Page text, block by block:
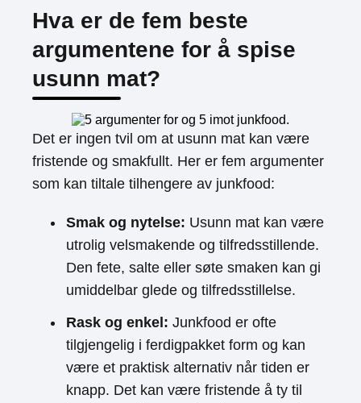
Hva er de fem beste
argumentene for å spise
usunn mat?
Det er ingen tvil om at usunn mat kan være
fristende og smakfullt. Her er fem argumenter
som kan tiltale tilhengere av junkfood:
Smak og nytelse: Usunn mat kan være
utrolig velsmakende og tilfredsstillende.
Den fete, salte eller søte smaken kan gi
umiddelbar glede og tilfredsstillelse.
Rask og enkel: Junkfood er ofte
tilgjengelig i ferdigpakket form og kan
være et praktisk alternativ når tiden er
knapp. Det kan være fristende å ty til